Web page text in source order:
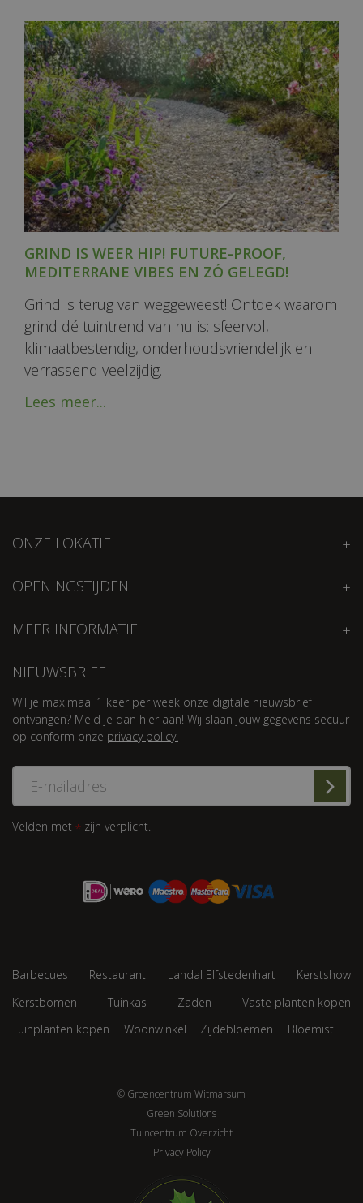
GRIND IS WEER HIP! FUTURE-PROOF,
MEDITERRANE VIBES EN ZÓ GELEGD!
Grind is terug van weggeweest! Ontdek waarom
grind dé tuintrend van nu is: sfeervol,
klimaatbestendig, onderhoudsvriendelijk en
verrassend veelzijdig.
Lees meer...
ONZE LOKATIE
OPENINGSTIJDEN
MEER INFORMATIE
NIEUWSBRIEF
Wil je maximaal 1 keer per week onze digitale nieuwsbrief
ontvangen? Meld je dan hier aan! Wij slaan jouw gegevens secuur
op conform onze privacy policy.
Velden met * zijn verplicht.
Barbecues Restaurant Landal Elfstedenhart
Kerstshow
Kerstbomen
Tuinkas Zaden
Vaste planten kopen
Tuinplanten kopen
Woonwinkel Zijdebloemen Bloemist
© Groencentrum Witmarsum
Green Solutions
Tuincentrum Overzicht
Privacy Policy